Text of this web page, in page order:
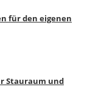
für den eigenen
Stauraum und